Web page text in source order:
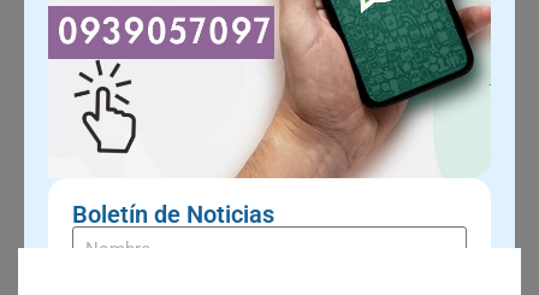
Boletín de Noticias